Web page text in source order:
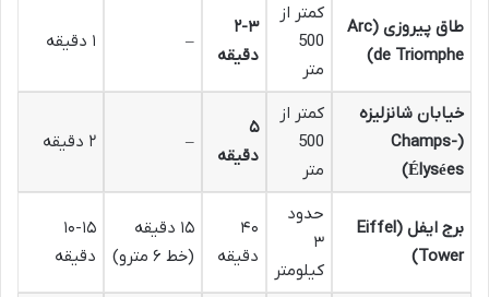
طاق پیروزی (Arc
de Triomphe)
کمتر از
500
متر
۲-۳
دقیقه
– ۱ دقیقه
خیابان شانزلیزه
(Champs-
Élysées)
کمتر از
500
متر
۵
دقیقه
– ۲ دقیقه
برج ایفل (Eiffel
Tower)
حدود
۳
کیلومتر
۴۰
دقیقه
۱۵ دقیقه
(خط ۶ مترو)
۱۰-۱۵
دقیقه